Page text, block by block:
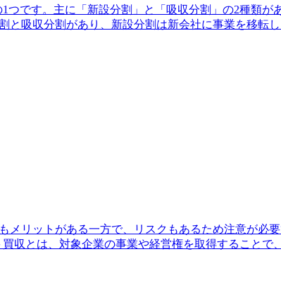
です。主に「新設分割」と「吸収分割」の2種類が
吸収分割があり、新設分割は新会社に事業を移転
リットがある一方で、リスクもあるため注意が必
とは、対象企業の事業や経営権を取得することで